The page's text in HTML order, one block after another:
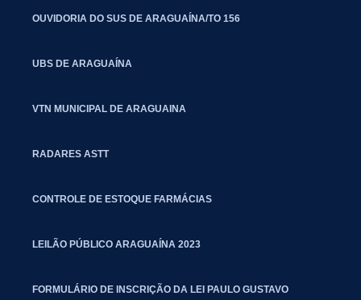
OUVIDORIA DO SUS DE ARAGUAÍNA/TO 156
UBS DE ARAGUAÍNA
VTN MUNICIPAL DE ARAGUAINA
RADARES ASTT
CONTROLE DE ESTOQUE FARMÁCIAS
LEILÃO PÚBLICO ARAGUAÍNA 2023
FORMULÁRIO DE INSCRIÇÃO DA LEI PAULO GUSTAVO